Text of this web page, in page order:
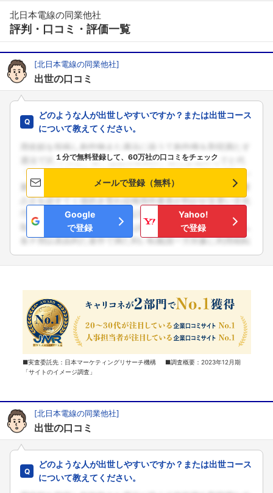
北日本電線の同業他社
評判・口コミ・評価一覧
[北日本電線の同業他社]
出世の口コミ
どのような人が出世しやすいですか？または出世コース
について教えてください。
１分で無料登録して、60万社の口コミをチェック
メールで登録（無料）
Google
で登録
Yahoo!
で登録
■実査委託先：日本マーケティングリサーチ機構 ■調査概要：2023年12月期
「サイトのイメージ調査」
[北日本電線の同業他社]
出世の口コミ
どのような人が出世しやすいですか？または出世コース
について教えてください。